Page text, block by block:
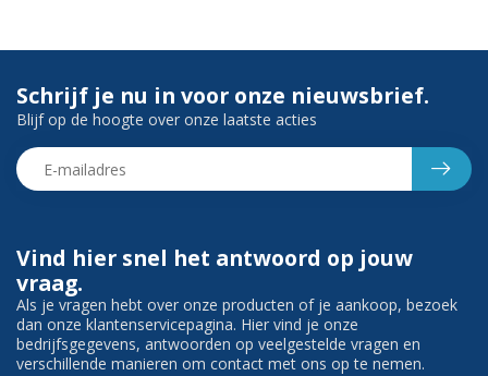
Vind hier snel het antwoord op jouw
vraag.
Als je vragen hebt over onze producten of je aankoop, bezoek
dan onze klantenservicepagina. Hier vind je onze
bedrijfsgegevens, antwoorden op veelgestelde vragen en
verschillende manieren om contact met ons op te nemen.
Schrijf je nu in voor onze nieuwsbrief.
Blijf op de hoogte over onze laatste acties